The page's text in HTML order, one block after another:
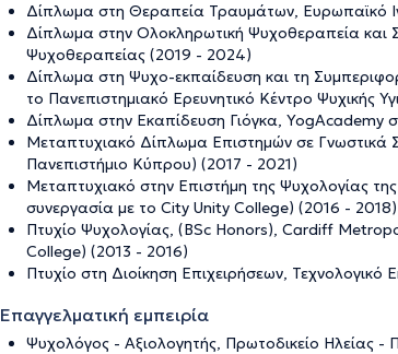
Δίπλωμα στη Θεραπεία Τραυμάτων, Ευρωπαϊκό
Δίπλωμα στην Ολοκληρωτική Ψυχοθεραπεία και
Ψυχοθεραπείας (2019 - 2024)
Δίπλωμα στη Ψυχο-εκπαίδευση και τη
το Πανεπιστημιακό Ερευνητικό Κέντρο Ψυχικής
Δίπλωμα στην Εκαπίδευση Γιόγκα,
Μεταπτυχιακό Δίπλωμα Επιστημών σε Γνωστικά
Πανεπιστήμιο Κύπρου) (2017 - 2021)
Μεταπτυχιακό στην Επιστήμη της Ψυχολογίας
συνεργασία με το City Unity College) (2016 - 2018)
Πτυχίο Ψυχολογίας, (BSc Honors), Cardiff
College) (2013 - 2016)
Πτυχίο στη Διοίκηση Επιχειρήσεων,
Επαγγελματική εμπειρία
Ψυχολόγος - Αξιολογητής, Πρωτοδικείο